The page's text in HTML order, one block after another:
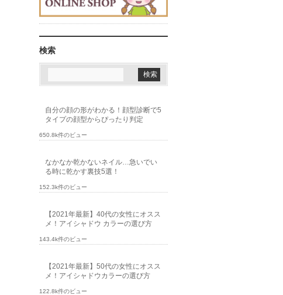
検索
自分の顔の形がわかる！顔型診断で5
タイプの顔型からぴったり判定
650.8k件のビュー
なかなか乾かないネイル…急いでい
る時に乾かす裏技5選！
152.3k件のビュー
【2021年最新】40代の女性にオスス
メ！アイシャドウ カラーの選び方
143.4k件のビュー
【2021年最新】50代の女性にオスス
メ！アイシャドウカラーの選び方
122.8k件のビュー